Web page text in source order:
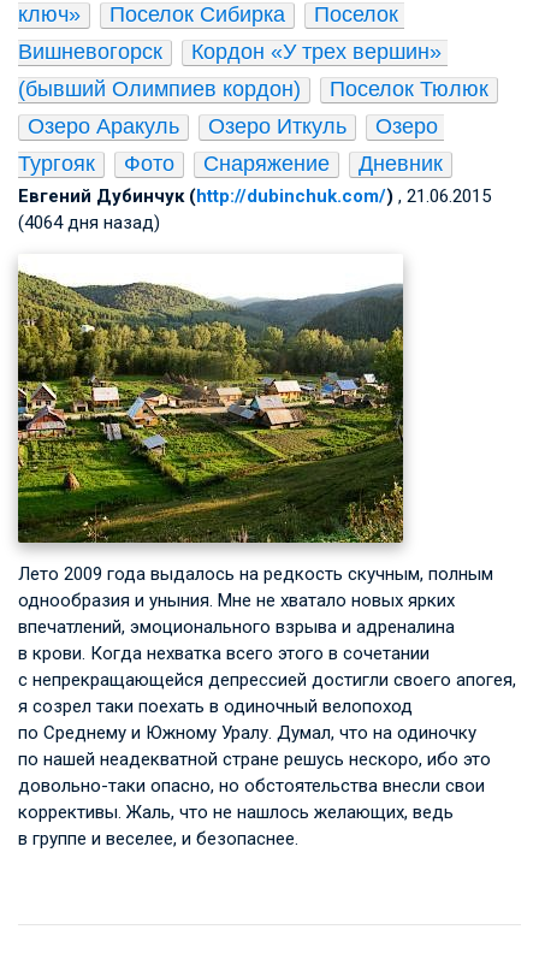
ключ»
Поселок Сибирка
Поселок
Вишневогорск
Кордон «У трех вершин»
(бывший Олимпиев кордон)
Поселок Тюлюк
Озеро Аракуль
Озеро Иткуль
Озеро
Тургояк
Фото Снаряжение Дневник
Евгений Дубинчук (http://dubinchuk.com/) , 21.06.2015
(4064 дня назад)
Лето 2009 года выдалось на редкость скучным, полным
однообразия и уныния. Мне не хватало новых ярких
впечатлений, эмоционального взрыва и адреналина
в крови. Когда нехватка всего этого в сочетании
с непрекращающейся депрессией достигли своего апогея,
я созрел таки поехать в одиночный велопоход
по Среднему и Южному Уралу. Думал, что на одиночку
по нашей неадекватной стране решусь нескоро, ибо это
довольно-таки опасно, но обстоятельства внесли свои
коррективы. Жаль, что не нашлось желающих, ведь
в группе и веселее, и безопаснее.